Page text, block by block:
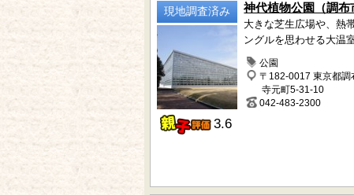
現地調査済み
3.6
神代植物公園（調布
大きな芝生広場や、熱
ングルを思わせる大温
公園
〒182-0017 東京都調
寺元町5-31-10
042-483-2300